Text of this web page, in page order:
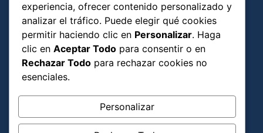
Contáctanos
Javier Prado 7335, Ate, Lima perú.
info@incatech.pe
ventas@incatech.pe
+51 993 668 778
experiencia, ofrecer contenido personalizado y
analizar el tráfico. Puede elegir qué cookies
permitir haciendo clic en Personalizar. Haga
clic en Aceptar Todo para consentir o en
Rechazar Todo para rechazar cookies no
esenciales.
Personalizar